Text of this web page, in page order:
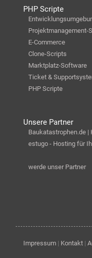
PHP Scripte
Projektmanagement-
E-Commerce
Clone-Scripts
Marktplatz-Software
Ticket &
PHP Scripte
Unsere Partner
Baukatastrophen.de |
estugo - Hosting für
werde unser Partner
Impressum| Kontakt|